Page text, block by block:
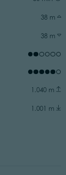
38 m
38 m
1.040 m
1.001 m